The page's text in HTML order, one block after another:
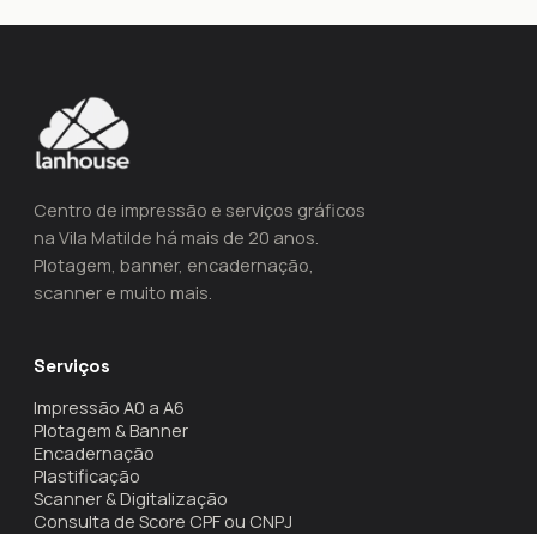
Centro de impressão e serviços gráficos
na Vila Matilde há mais de 20 anos.
Plotagem, banner, encadernação,
scanner e muito mais.
Serviços
Impressão A0 a A6
Plotagem & Banner
Encadernação
Plastificação
Scanner & Digitalização
Consulta de Score CPF ou CNPJ